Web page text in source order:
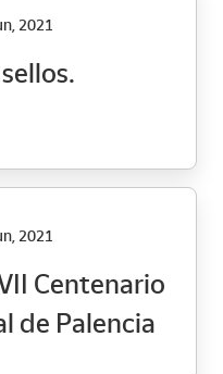
2021
2021
Centenario
de Palencia